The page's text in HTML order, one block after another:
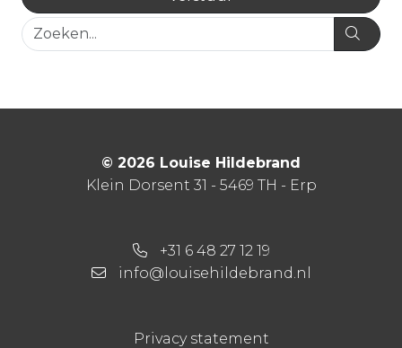
© 2026 Louise Hildebrand
Klein Dorsent 31 - 5469 TH - Erp
+31 6 48 27 12 19
info@louisehildebrand.nl
Privacy statement